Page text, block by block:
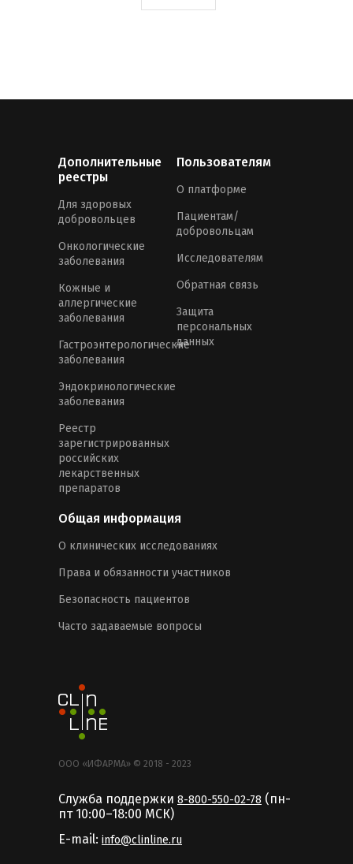
Дополнительные
реестры
Для здоровых
добровольцев
Онкологические
заболевания
Кожные и
аллергические
заболевания
Гастроэнтерологические
заболевания
Эндокринологические
заболевания
Реестр
зарегистрированных
российских
лекарственных
препаратов
Пользователям
О платформе
Пациентам/
добровольцам
Исследователям
Обратная связь
Защита
персональных
данных
Общая информация
О клинических исследованиях
Права и обязанности участников
Безопасность пациентов
Часто задаваемые вопросы
ООО «ИФАРМА» © 2018 - 2023
Служба поддержки 8-800-550-02-78 (пн-
пт 10:00–18:00 MCК)
E-mail: info@clinline.ru